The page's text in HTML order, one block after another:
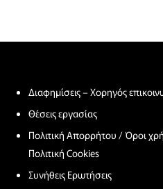
Διαφημίσεις – Χορηγός
Θέσεις εργασίας
Πολιτική Απορρήτου / Όροι
Πολιτική Cookies
Συνήθεις Ερωτήσεις